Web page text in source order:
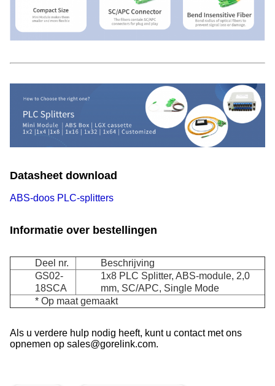
Datasheet download
ABS-doos PLC-splitters
Informatie over bestellingen
Deel nr.
Beschrijving
GS02-
18SCA
1x8 PLC Splitter, ABS-module, 2,0
mm, SC/APC, Single Mode
* Op maat gemaakt
Als u verdere hulp nodig heeft, kunt u contact met ons
opnemen op sales@gorelink.com.